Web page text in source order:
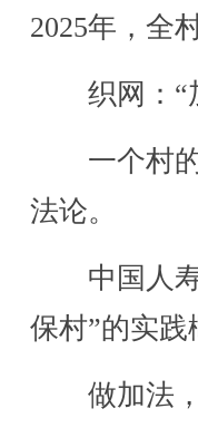
2025年，全
织网：“
一个村的
法论。
中国人寿
保村”的实践
做加法，